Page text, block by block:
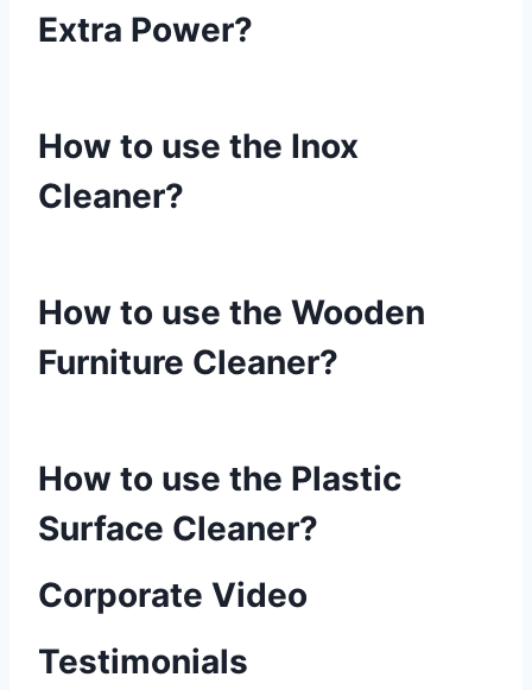
Extra Power?
How to use the Inox
Cleaner?
How to use the Wooden
Furniture Cleaner?
How to use the Plastic
Surface Cleaner?
Corporate Video
Testimonials